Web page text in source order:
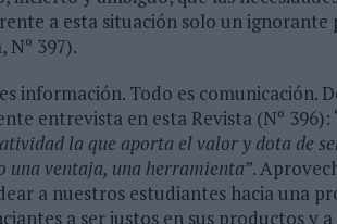
a esta situación solo un
Nº 397).
información. Todo es comunicación.
entrevista en esta Revista (Nº 396):
la que aporta el valor y dota de
una ventaja, una herramienta”.
a nuestros estudiantes hacia una
a ser justos en sus productos y